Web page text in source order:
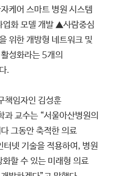
케어 스마트 병원 시스템
업화 모델 개발 ▲사람중심
위한 개방형 네트워크 및
성화라는 5개의
.
책임자인 김성훈
교수는 “서울아산병원의
그동안 축적한 의료
넷 기술을 적용하여, 병원
할 수 있는 미래형 의료